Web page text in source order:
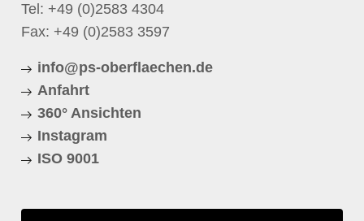
Tel: +49 (0)2583 4304
Fax: +49 (0)2583 3597
info@ps-oberflaechen.de
Anfahrt
360° Ansichten
Instagram
ISO 9001